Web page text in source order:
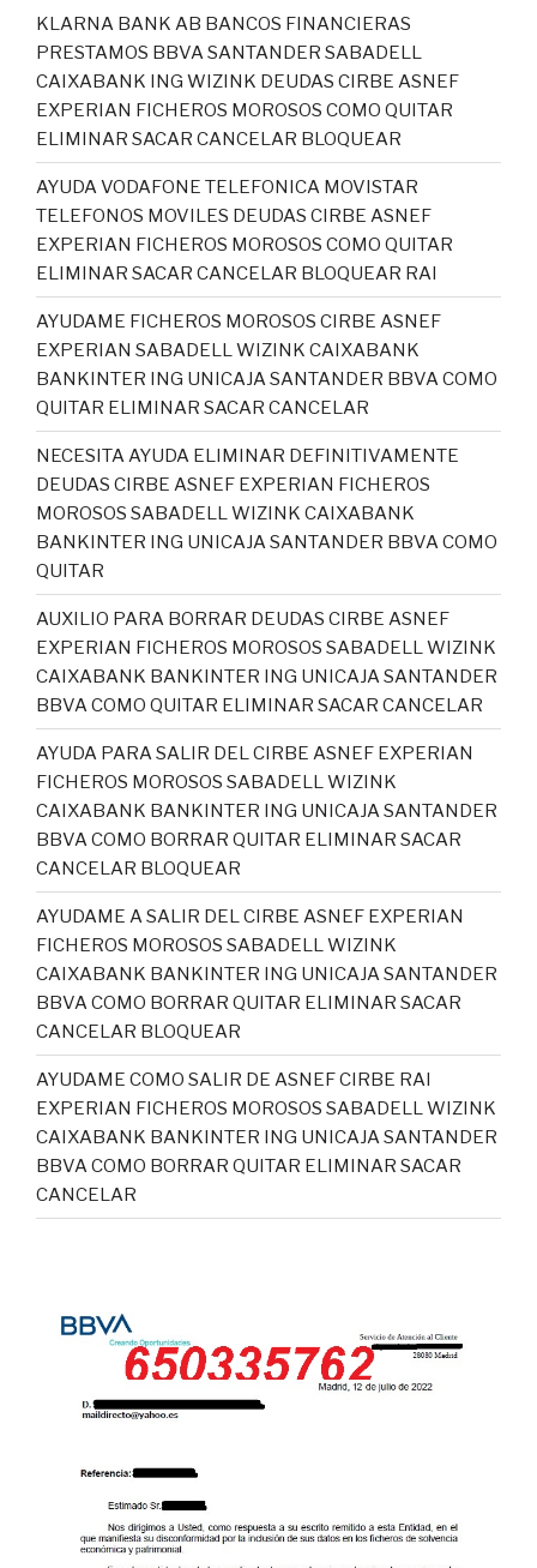
KLARNA BANK AB BANCOS FINANCIERAS
PRESTAMOS BBVA SANTANDER SABADELL
CAIXABANK ING WIZINK DEUDAS CIRBE ASNEF
EXPERIAN FICHEROS MOROSOS COMO QUITAR
ELIMINAR SACAR CANCELAR BLOQUEAR
AYUDA VODAFONE TELEFONICA MOVISTAR
TELEFONOS MOVILES DEUDAS CIRBE ASNEF
EXPERIAN FICHEROS MOROSOS COMO QUITAR
ELIMINAR SACAR CANCELAR BLOQUEAR RAI
AYUDAME FICHEROS MOROSOS CIRBE ASNEF
EXPERIAN SABADELL WIZINK CAIXABANK
BANKINTER ING UNICAJA SANTANDER BBVA COMO
QUITAR ELIMINAR SACAR CANCELAR
NECESITA AYUDA ELIMINAR DEFINITIVAMENTE
DEUDAS CIRBE ASNEF EXPERIAN FICHEROS
MOROSOS SABADELL WIZINK CAIXABANK
BANKINTER ING UNICAJA SANTANDER BBVA COMO
QUITAR
AUXILIO PARA BORRAR DEUDAS CIRBE ASNEF
EXPERIAN FICHEROS MOROSOS SABADELL WIZINK
CAIXABANK BANKINTER ING UNICAJA SANTANDER
BBVA COMO QUITAR ELIMINAR SACAR CANCELAR
AYUDA PARA SALIR DEL CIRBE ASNEF EXPERIAN
FICHEROS MOROSOS SABADELL WIZINK
CAIXABANK BANKINTER ING UNICAJA SANTANDER
BBVA COMO BORRAR QUITAR ELIMINAR SACAR
CANCELAR BLOQUEAR
AYUDAME A SALIR DEL CIRBE ASNEF EXPERIAN
FICHEROS MOROSOS SABADELL WIZINK
CAIXABANK BANKINTER ING UNICAJA SANTANDER
BBVA COMO BORRAR QUITAR ELIMINAR SACAR
CANCELAR BLOQUEAR
AYUDAME COMO SALIR DE ASNEF CIRBE RAI
EXPERIAN FICHEROS MOROSOS SABADELL WIZINK
CAIXABANK BANKINTER ING UNICAJA SANTANDER
BBVA COMO BORRAR QUITAR ELIMINAR SACAR
CANCELAR